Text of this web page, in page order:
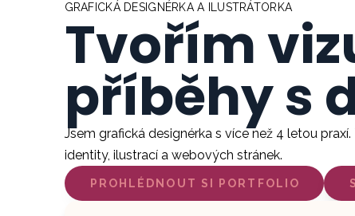
GRAFICKÁ DESIGNÉRKA A ILUSTRÁTORKA
Tvořím
příběhy s
Jsem grafická designérka s více než 4 letou
identity, ilustrací a webových stránek.
PROHLÉDNOUT SI PORTFOLIO